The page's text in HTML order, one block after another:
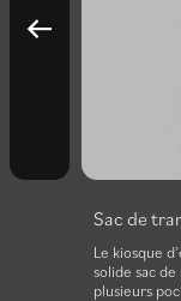
Sac de
Le kiosque
solide sac
plusieurs